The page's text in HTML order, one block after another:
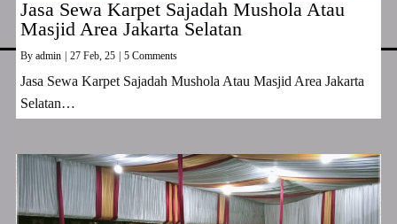
Jasa Sewa Karpet Sajadah Mushola Atau
Masjid Area Jakarta Selatan
By admin | 27 Feb, 25 | 5 Comments
Jasa Sewa Karpet Sajadah Mushola Atau Masjid Area Jakarta
Selatan…